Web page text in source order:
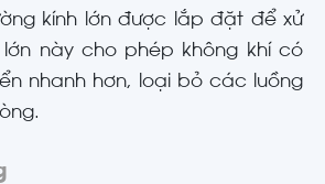
kính lớn được lắp đặt để xử
lớn này cho phép không khí có
nhanh hơn, loại bỏ các luồng